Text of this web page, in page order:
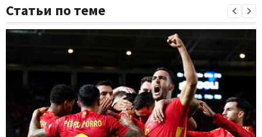
Статьи по теме